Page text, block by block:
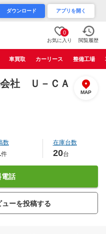
ダウンロード アプリを開く
0
お気に入り 閲覧履歴
車買取 カーリース 整備工場
会社 Ｕ－ＣＡ
MAP
数
件
在庫台数
20台
電話
ューを投稿する